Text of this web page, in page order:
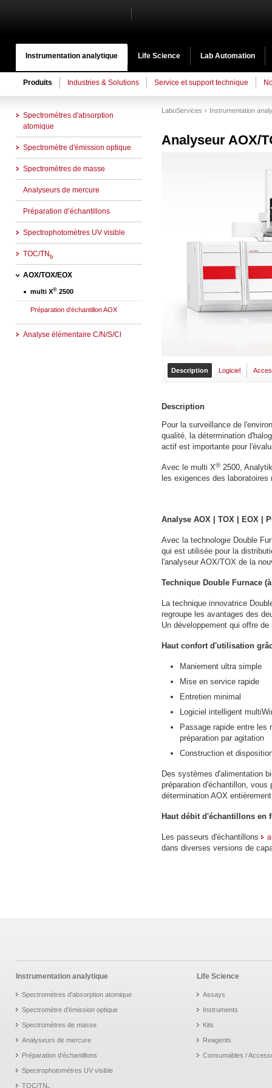
Instrumentation analytique
Produits Industries & Solutions Service et support technique
Life Science Lab Automation
Spectromètres d'absorption
atomique
Spectromètre d'émission optique
Spectromètres de masse
Analyseurs de mercure
Préparation d’échantillons
Spectrophotomètres UV visible
TOC/TNb
AOX/TOX/EOX
multi X® 2500
Préparation d’échantillon AOX
Analyse élémentaire C/N/S/Cl
LaboServices Instrumentation
Analyseur AOX/
Description Logiciel
Description
Pour la surveillance de
qualité, la détermination
actif est importante pour
Avec le multi X® 2500,
les exigences des laboratoires
Analyse AOX | TOX | EOX |
Avec la technologie Double
qui est utilisée pour la
l'analyseur AOX/TOX de la
Technique Double Furnace
La technique innovatrice
regroupe les avantages des
Un développement qui offre
Haut confort d'utilisation
Maniement ultra simple
Mise en service rapide
Entretien minimal
Logiciel intelligent
Passage rapide entre les
préparation par agitation
Construction et
Des systèmes d'alimentation
préparation d'échantillon, vous
détermination AOX
Haut débit d'échantillons en
Les passeurs d'échantillons
dans diverses versions de
Instrumentation analytique
Spectromètres d'absorption atomique
Spectromètre d'émission optique
Spectromètres de masse
Analyseurs de mercure
Préparation d’échantillons
Spectrophotomètres UV visible
TOC/TN
Life Science
Assays
Instruments
Kits
Reagents
Consumables /